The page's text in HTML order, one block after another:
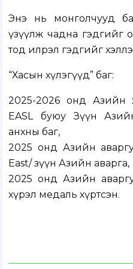
Энэ нь монголчууд
үзүүлж чадна гэдгийг
тод илрэл гэдгийг
“Хасын хүлэгүүд” баг:
2025-2026 онд Азийн
EASL буюу Зүүн
анхны баг,
2025 онд Азийн
East/ зүүн Азийн аварга,
2025 онд Азийн
хүрэл медаль хүртсэн.